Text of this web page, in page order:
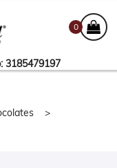
0
3185479197